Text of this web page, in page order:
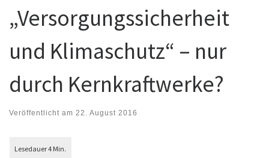
„Versorgungssicherheit
und Klimaschutz“ – nur
durch Kernkraftwerke?
Veröffentlicht am 22. August 2016